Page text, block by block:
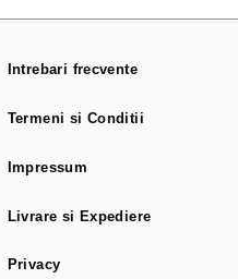
Intrebari frecvente
Termeni si Conditii
Impressum
Livrare si Expediere
Privacy